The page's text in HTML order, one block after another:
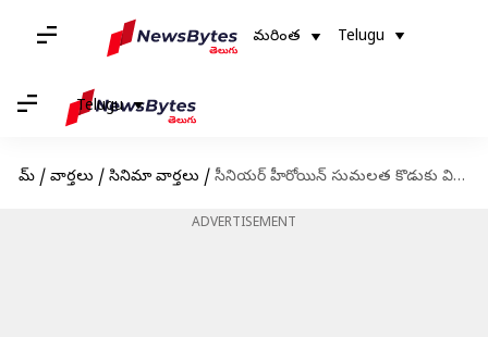
మరింత Telugu
Telugu
హోమ్ / వార్తలు / సినిమా వార్తలు / సీనియర్ హీరోయిన్ సుమలత కొడుకు వివాహం: హాజరైన మోహన్ బాబు, రజనీ కాంత్, కేజీఎఫ్ స్టార్ యశ్
ADVERTISEMENT